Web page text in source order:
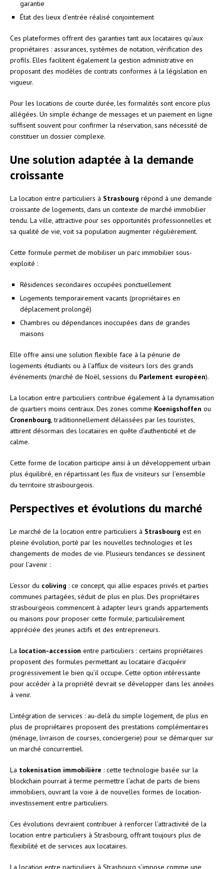
garantie
État des lieux d’entrée réalisé conjointement
Ces plateformes offrent des garanties tant aux locataires qu’aux
propriétaires : assurances, systèmes de notation, vérification des
profils. Elles facilitent également la gestion administrative en
proposant des modèles de contrats conformes à la législation en
vigueur.
Pour les locations de courte durée, les formalités sont encore plus
allégées. Un simple échange de messages et un paiement en ligne
suffisent souvent pour confirmer la réservation, sans nécessité de
constituer un dossier complexe.
Une solution adaptée à la demande
croissante
La location entre particuliers à Strasbourg répond à une demande
croissante de logements, dans un contexte de marché immobilier
tendu. La ville, attractive pour ses opportunités professionnelles et
sa qualité de vie, voit sa population augmenter régulièrement.
Cette formule permet de mobiliser un parc immobilier sous-
exploité :
Résidences secondaires occupées ponctuellement
Logements temporairement vacants (propriétaires en
déplacement prolongé)
Chambres ou dépendances inoccupées dans de grandes
maisons
Elle offre ainsi une solution flexible face à la pénurie de
logements étudiants ou à l’afflux de visiteurs lors des grands
événements (marché de Noël, sessions du Parlement européen).
La location entre particuliers contribue également à la dynamisation
de quartiers moins centraux. Des zones comme Koenigshoffen ou
Cronenbourg , traditionnellement délaissées par les touristes,
attirent désormais des locataires en quête d’authenticité et de
calme.
Cette forme de location participe ainsi à un développement urbain
plus équilibré, en répartissant les flux de visiteurs sur l’ensemble
du territoire strasbourgeois.
Perspectives et évolutions du marché
Le marché de la location entre particuliers à Strasbourg est en
pleine évolution, porté par les nouvelles technologies et les
changements de modes de vie. Plusieurs tendances se dessinent
pour l’avenir :
L’essor du coliving : ce concept, qui allie espaces privés et parties
communes partagées, séduit de plus en plus. Des propriétaires
strasbourgeois commencent à adapter leurs grands appartements
ou maisons pour proposer cette formule, particulièrement
appréciée des jeunes actifs et des entrepreneurs.
La location-accession entre particuliers : certains propriétaires
proposent des formules permettant au locataire d’acquérir
progressivement le bien qu’il occupe. Cette option intéressante
pour accéder à la propriété devrait se développer dans les années
à venir.
L’intégration de services : au-delà du simple logement, de plus en
plus de propriétaires proposent des prestations complémentaires
(ménage, livraison de courses, conciergerie) pour se démarquer sur
un marché concurrentiel.
La tokenisation immobilière : cette technologie basée sur la
blockchain pourrait à terme permettre l’achat de parts de biens
immobiliers, ouvrant la voie à de nouvelles formes de location-
investissement entre particuliers.
Ces évolutions devraient contribuer à renforcer l’attractivité de la
location entre particuliers à Strasbourg, offrant toujours plus de
flexibilité et de services aux locataires.
La location entre particuliers à Strasbourg s’impose comme une